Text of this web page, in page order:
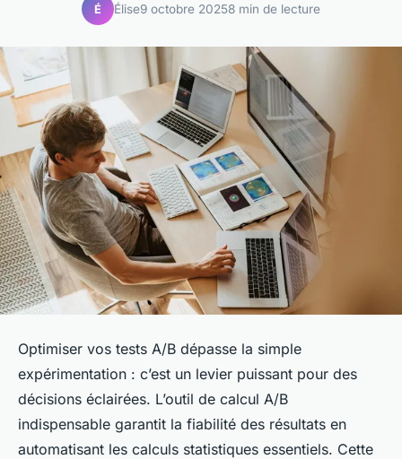
É Élise9 octobre 20258 min de lecture
Optimiser vos tests A/B dépasse la simple
expérimentation : c’est un levier puissant pour des
décisions éclairées. L’outil de calcul A/B
indispensable garantit la fiabilité des résultats en
automatisant les calculs statistiques essentiels. Cette